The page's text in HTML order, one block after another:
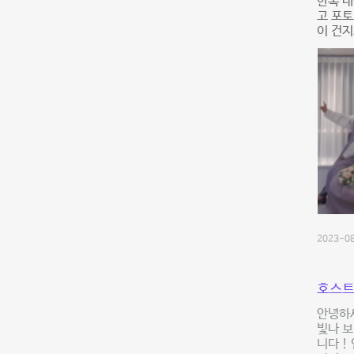
고 포
이 건
2023-
호스
안녕하
빛나
니다 !